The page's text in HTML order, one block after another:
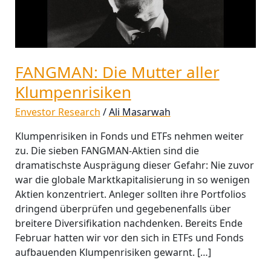
FANGMAN: Die Mutter aller
Klumpenrisiken
Envestor Research /Ali Masarwah
Klumpenrisiken in Fonds und ETFs nehmen weiter
zu. Die sieben FANGMAN-Aktien sind die
dramatischste Ausprägung dieser Gefahr: Nie zuvor
war die globale Marktkapitalisierung in so wenigen
Aktien konzentriert. Anleger sollten ihre Portfolios
dringend überprüfen und gegebenenfalls über
breitere Diversifikation nachdenken. Bereits Ende
Februar hatten wir vor den sich in ETFs und Fonds
aufbauenden Klumpenrisiken gewarnt. […]